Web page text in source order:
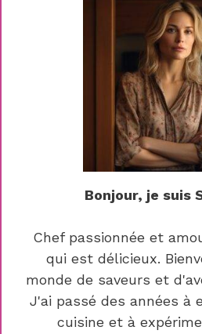
Bonjour, je suis
Chef passionnée et
qui est délicieux.
monde de saveurs et
J'ai passé des années à
cuisine et à